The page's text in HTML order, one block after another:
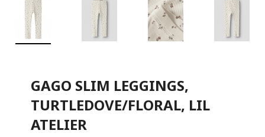
GAGO SLIM LEGGINGS,
TURTLEDOVE/FLORAL, LIL
ATELIER